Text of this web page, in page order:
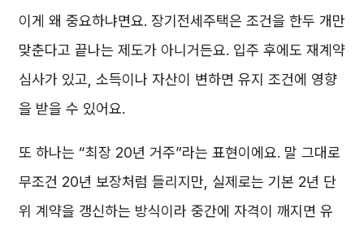
이게 왜 중요하냐면요. 장기전세주택은 조건을 한두 개만
맞춘다고 끝나는 제도가 아니거든요. 입주 후에도 재계약
심사가 있고, 소득이나 자산이 변하면 유지 조건에 영향
을 받을 수 있어요.
또 하나는 “최장 20년 거주”라는 표현이에요. 말 그대로
무조건 20년 보장처럼 들리지만, 실제로는 기본 2년 단
위 계약을 갱신하는 방식이라 중간에 자격이 깨지면 유